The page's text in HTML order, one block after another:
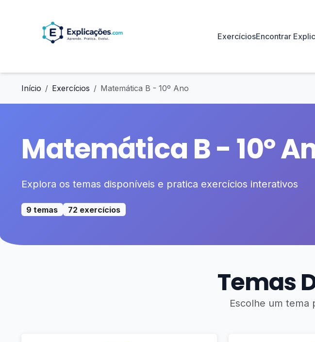
ExercíciosEncontrar
Início Exercícios Matemática B - 10º Ano
Matemática B - 10º
Explora os temas disponíveis e pratica exercícios interativos
9 temas 72 exercícios
Temas
Escolhe um tema